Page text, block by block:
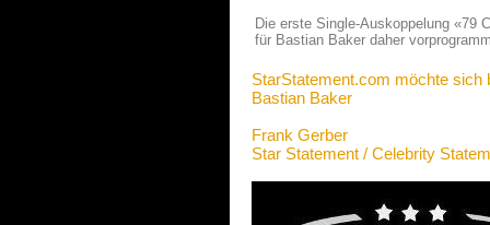
Die erste Single-Auskoppelung «79
für Bastian Baker daher
StarStatement.com möchte sich
Bastian Baker
Frank Gerber
Star Statement / Celebrity